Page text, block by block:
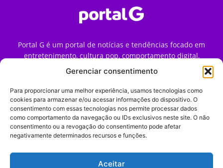
Gerenciar consentimento
Para proporcionar uma melhor experiência, usamos tecnologias como
cookies para armazenar e/ou acessar informações do dispositivo. O
consentimento com essas tecnologias nos permite processar dados
como comportamento da navegação ou IDs exclusivos neste site. O não
consentimento ou a revogação do consentimento pode afetar
negativamente determinados recursos e funções.
Aceitar
Portal G é um portal de notícias e tendências focado em
entretenimento, cultura pop, comportamento digital,
streaming, games e iniciativas de marca que impactam a
forma como o público vive e consome internet no Brasil.
Contato:contato@portalg.com.br